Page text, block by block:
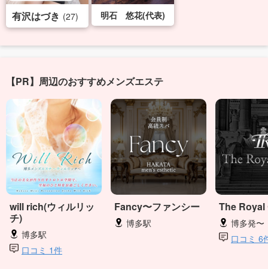
有沢はづき (27) 明石 悠花(代表)
【PR】周辺のおすすめメンズエステ
will rich(ウィルリッ
チ)
博多駅
口コミ 1件
Fancy〜ファンシー
博多駅
The Royal
博多発〜
口コミ 6